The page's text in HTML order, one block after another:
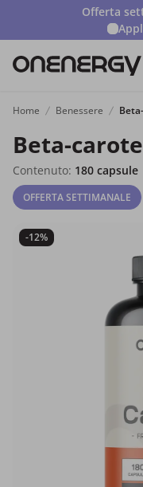
Offerta
Home Benessere
Beta-
Contenuto: 180 capsule
OFFERTA SETTIMANALE
-12%